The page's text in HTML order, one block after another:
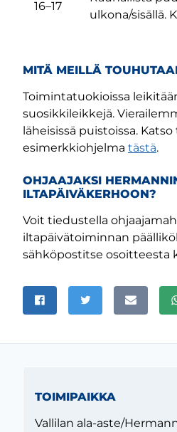
16–17
ulkona/sisällä.
MITÄ MEILLÄ
Toimintatuokioissa
suosikkileikkejä.
läheisissä puistoissa.
esimerkkiohjelma tästä.
OHJAAJAKSI
ILTAPÄIVÄKERHOON?
Voit tiedustella
iltapäivätoiminnan
sähköpostitse osoitteesta
JAA SIVU
Jaa Facebookissa
Jaa Twitterissä
Jaa
TOIMIPAIKKA
Vallilan ala-aste/
sivu
kanava